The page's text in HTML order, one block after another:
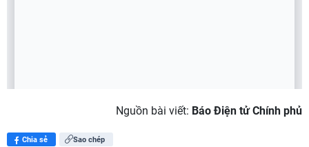
Nguồn bài viết: Báo Điện tử Chính phủ
Chia sẻ Sao chép